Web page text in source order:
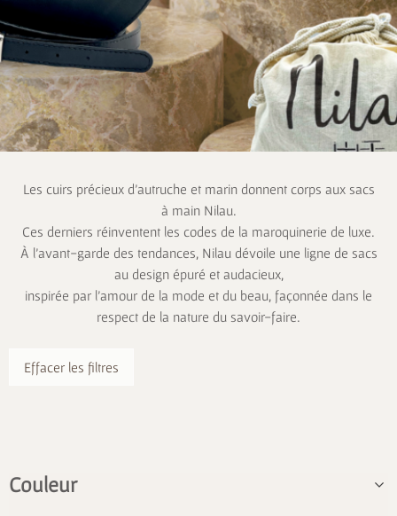
Les cuirs précieux d’autruche et marin donnent corps aux sacs
à main Nilau.
Ces derniers réinventent les codes de la maroquinerie de luxe.
À l’avant-garde des tendances, Nilau dévoile une ligne de sacs
au design épuré et audacieux,
inspirée par l’amour de la mode et du beau, façonnée dans le
respect de la nature du savoir-faire.
Effacer les filtres
Couleur